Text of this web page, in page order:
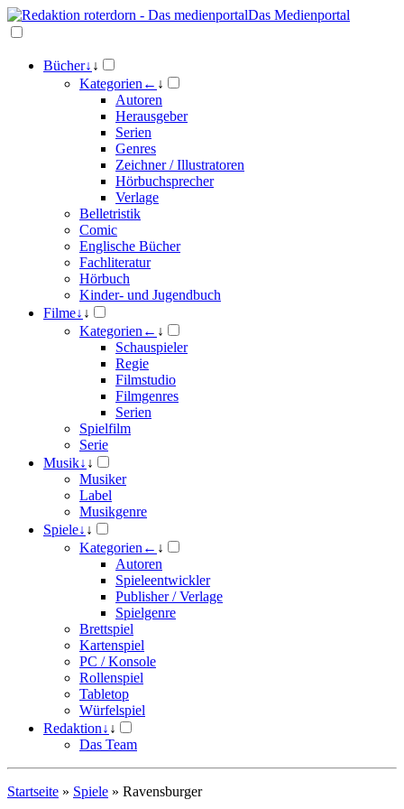
Das Medienportal
Bücher↓ ↓
Kategorien ← ↓
Autoren
Herausgeber
Serien
Genres
Zeichner / Illustratoren
Hörbuchsprecher
Verlage
Belletristik
Comic
Englische Bücher
Fachliteratur
Hörbuch
Kinder- und Jugendbuch
Filme↓ ↓
Kategorien ← ↓
Schauspieler
Regie
Filmstudio
Filmgenres
Serien
Spielfilm
Serie
Musik↓ ↓
Musiker
Label
Musikgenre
Spiele↓ ↓
Kategorien ← ↓
Autoren
Spieleentwickler
Publisher / Verlage
Spielgenre
Brettspiel
Kartenspiel
PC / Konsole
Rollenspiel
Tabletop
Würfelspiel
Redaktion↓ ↓
Das Team
Startseite » Spiele » Ravensburger